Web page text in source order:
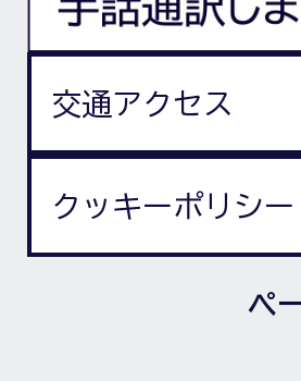
交通アクセス
クッキーポリシー
ペ